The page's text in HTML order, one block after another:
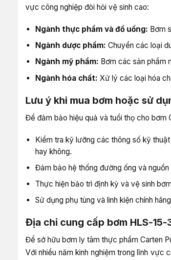
vực công nghiệp đòi hỏi vệ sinh cao:
Ngành thực phẩm và đồ uống: Bơm
Ngành dược phẩm: Chuyển các loại
Ngành mỹ phẩm: Bơm các sản phẩm
Ngành hóa chất: Xử lý các loại hóa
Lưu ý khi mua bơm hoặc sử
Để đảm bảo hiệu quả và tuổi thọ cho bơm
Kiểm tra kỹ lưỡng các thông số kỹ
hay không.
Đảm bảo hệ thống đường ống và
Thực hiện bảo trì định kỳ và vệ sinh
Sử dụng phụ tùng và linh kiện chính
Địa chỉ cung cấp bơm HLS-
Để sở hữu bơm ly tâm thực phẩm Carten
Với nhiều năm kinh nghiệm trong lĩnh vực